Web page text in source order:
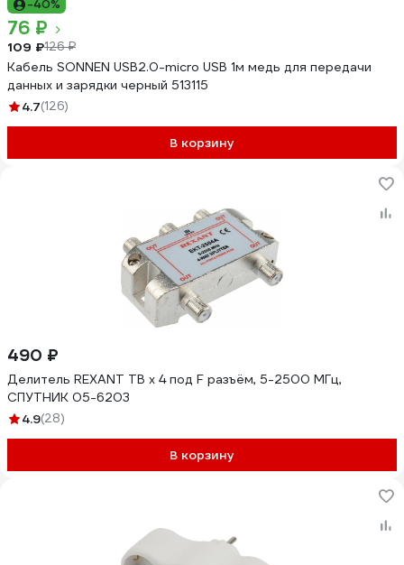
-40%
76 ₽
109 ₽126 ₽
Кабель SONNEN USB2.0-micro USB 1м медь для передачи
данных и зарядки черный 513115
4.7(126)
В корзину
490 ₽
Делитель REXANT ТВ х 4 под F разъём, 5-2500 МГц,
СПУТНИК 05-6203
4.9(28)
В корзину